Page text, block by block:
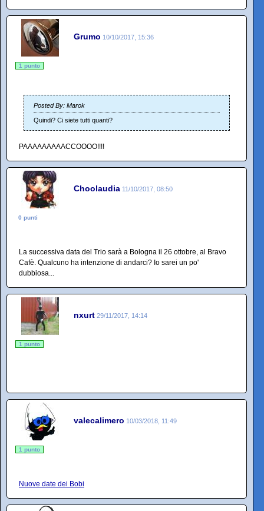
Grumo 10/10/2017, 15:36
1 punto
Posted By: Marok
Quindi? Ci siete tutti quanti?
PAAAAAAAAACCOOOO!!!!
Choolaudia 11/10/2017, 08:50
0 punti
La successiva data del Trio sarà a Bologna il 26 ottobre, al Bravo
Cafè. Qualcuno ha intenzione di andarci? Io sarei un po'
dubbiosa...
nxurt 29/11/2017, 14:14
1 punto
valecalimero 10/03/2018, 11:49
1 punto
Nuove date dei Bobi